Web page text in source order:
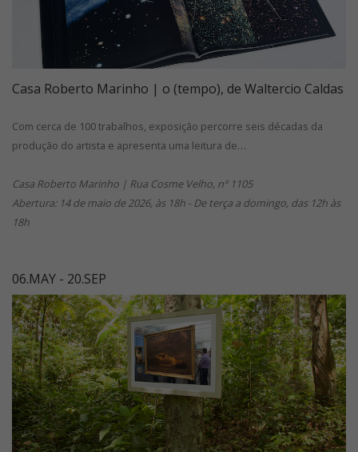
Casa Roberto Marinho | o (tempo), de Waltercio Caldas
Com cerca de 100 trabalhos, exposição percorre seis décadas da
produção do artista e apresenta uma leitura de…
Casa Roberto Marinho | Rua Cosme Velho, nº 1105
Abertura: 14 de maio de 2026, às 18h - De terça a domingo, das 12h às
18h
06.MAY - 20.SEP